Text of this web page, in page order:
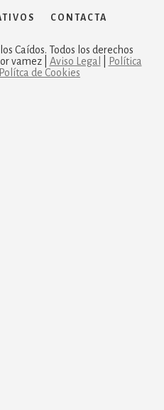
CONTACTA
Caídos. Todos los derechos
vamez | Aviso Legal
Política
Polítca de Cookies